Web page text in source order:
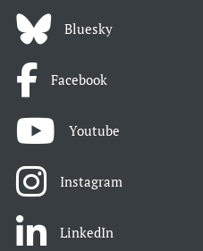
Bluesky
Facebook
Youtube
Instagram
LinkedIn